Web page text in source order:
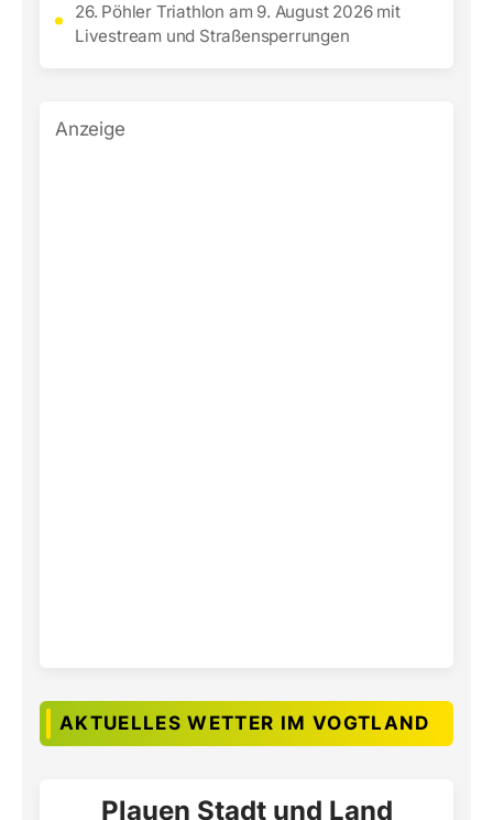
26. Pöhler Triathlon am 9. August 2026 mit
Livestream und Straßensperrungen
Anzeige
AKTUELLES WETTER IM VOGTLAND
Plauen Stadt und Land